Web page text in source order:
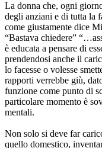
La donna che, ogni
degli anziani e di tutta la
come giustamente dice
“Bastava chiedere”
è educata a pensare di
prendendosi anche il
lo facesse o volesse
rapporti verrebbe giù,
funzione come punto di
particolare momento è
mentali.
Non solo si deve far
quello domestico,